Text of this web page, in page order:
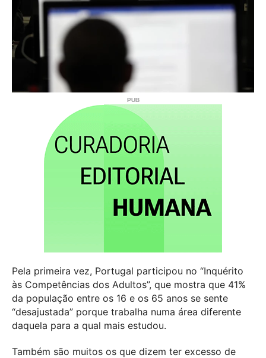
Pela primeira vez, Portugal participou no “Inquérito
às Competências dos Adultos”, que mostra que 41%
da população entre os 16 e os 65 anos se sente
“desajustada” porque trabalha numa área diferente
daquela para a qual mais estudou.
Também são muitos os que dizem ter excesso de